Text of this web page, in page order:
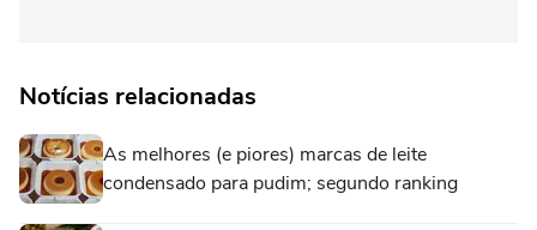
Notícias relacionadas
As melhores (e piores) marcas de leite
condensado para pudim; segundo ranking